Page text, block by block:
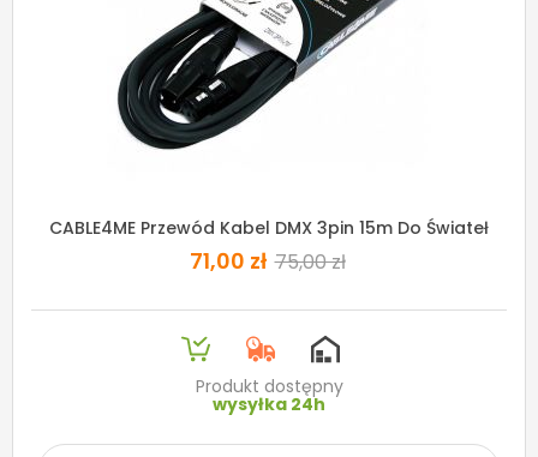
CABLE4ME Przewód Kabel DMX 3pin 15m Do Świateł
71,00 zł 75,00 zł
Produkt dostępny
wysyłka 24h